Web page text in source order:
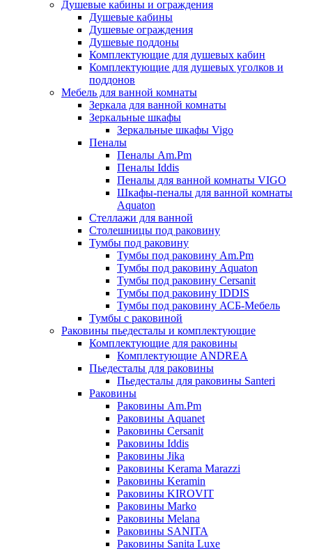
Душевые кабины и ограждения
Душевые кабины
Душевые ограждения
Душевые поддоны
Комплектующие для душевых кабин
Комплектующие для душевых уголков и
поддонов
Мебель для ванной комнаты
Зеркала для ванной комнаты
Зеркальные шкафы
Зеркальные шкафы Vigo
Пеналы
Пеналы Am.Pm
Пеналы Iddis
Пеналы для ванной комнаты VIGO
Шкафы-пеналы для ванной комнаты
Aquaton
Стеллажи для ванной
Столешницы под раковину
Тумбы под раковину
Тумбы под раковину Am.Pm
Тумбы под раковину Aquaton
Тумбы под раковину Cersanit
Тумбы под раковину IDDIS
Тумбы под раковину АСБ-Мебель
Тумбы с раковиной
Раковины пьедесталы и комплектующие
Комплектующие для раковины
Комплектующие ANDREA
Пьедесталы для раковины
Пьедесталы для раковины Santeri
Раковины
Раковины Am.Pm
Раковины Aquanet
Раковины Cersanit
Раковины Iddis
Раковины Jika
Раковины Kerama Marazzi
Раковины Keramin
Раковины KIROVIT
Раковины Marko
Раковины Melana
Раковины SANITA
Раковины Sanita Luxe